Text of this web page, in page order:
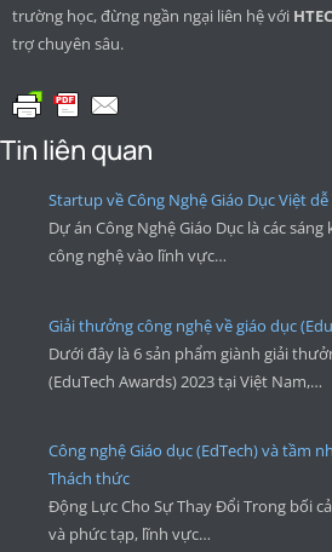
trường học, đừng ngần ngại liên hệ với
trợ chuyên sâu.
Tin liên quan
Startup về Công Nghệ Giáo Dục Việt
Dự án Công Nghệ Giáo Dục là các
công nghệ vào lĩnh vực…
Giải thưởng công nghệ về giáo dục
Dưới đây là 6 sản phẩm giành giải
(EduTech Awards) 2023 tại Việt Nam,…
Công nghệ Giáo dục (EdTech) và tầm
Thách thức
Động Lực Cho Sự Thay Đổi Trong bối
và phức tạp, lĩnh vực…